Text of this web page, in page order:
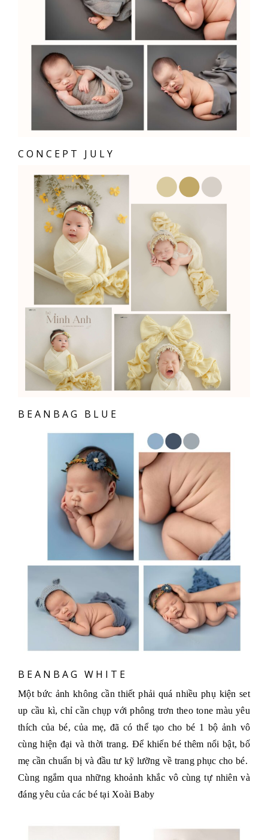
CONCEPT JULY
BEANBAG BLUE
BEANBAG WHITE
Một bức ảnh không cần thiết phải quá nhiều phụ kiện set
up cầu kì, chỉ cần chụp với phông trơn theo tone màu yêu
thích của bé, của mẹ, đã có thể tạo cho bé 1 bộ ảnh vô
cùng hiện đại và thời trang. Để khiến bé thêm nổi bật, bố
mẹ cần chuẩn bị và đầu tư kỹ lưỡng về trang phục cho bé.
Cùng ngắm qua những khoảnh khắc vô cùng tự nhiên và
đáng yêu của các bé tại Xoài Baby